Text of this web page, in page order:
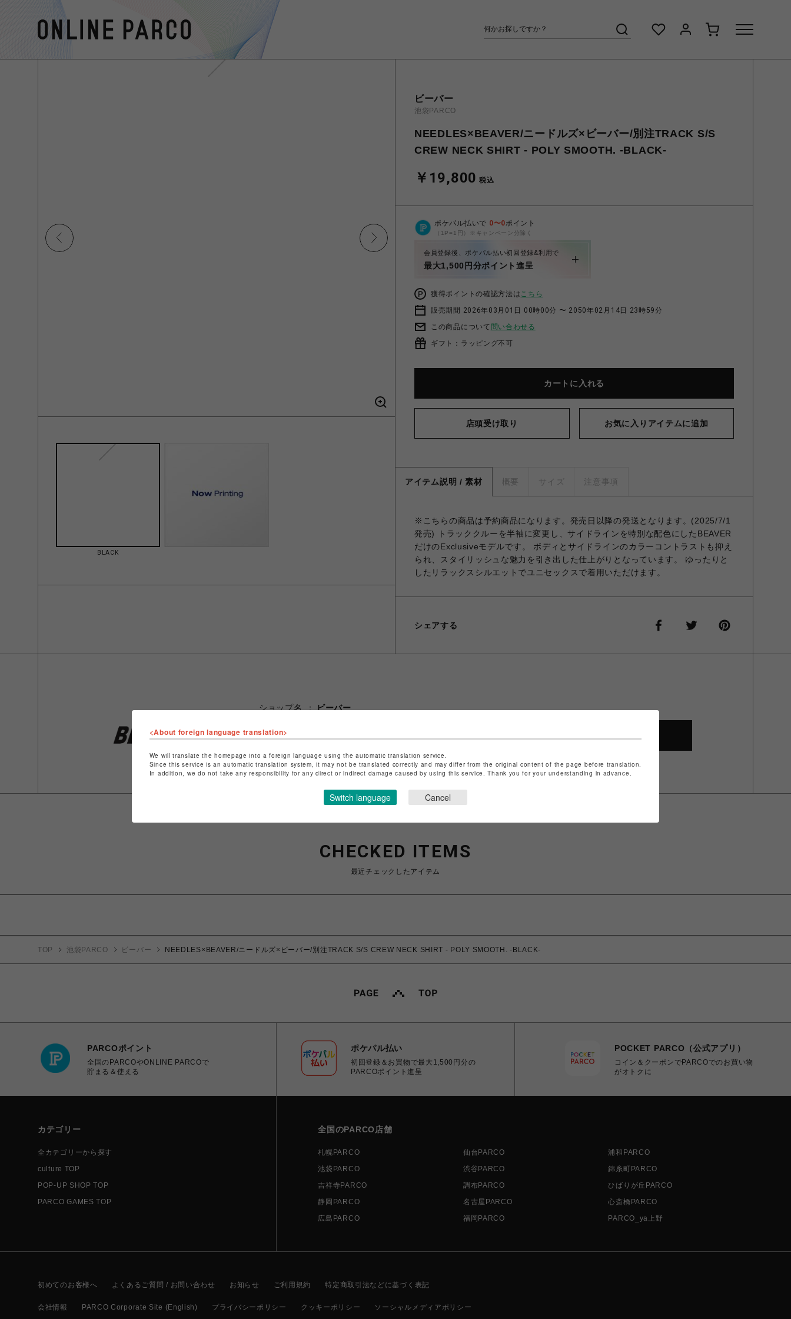
BLACK
ビーバー
池袋PARCO
NEEDLES×BEAVER/ニードルズ×ビーバー/別注TRACK S/S
CREW NECK SHIRT - POLY SMOOTH. -BLACK-
￥19,800 税込
ポケパル払いで 0〜0ポイント
（1P=1円）※キャンペーン分除く
会員登録後、ポケパル払い初回登録&利用で
最大1,500円分ポイント進呈
獲得ポイントの確認方法はこちら
販売期間 2026年03月01日 00時00分 〜 2050年02月14日 23時59分
この商品について 問い合わせる
ギフト：ラッピング不可
カートに入れる
店頭受け取り お気に入りアイテムに追加
アイテム説明 / 素材 概要 サイズ 注意事項
※こちらの商品は予約商品になります。発売日以降の発送となります。(2025/7/1
発売) トラッククルーを半袖に変更し、サイドラインを特別な配色にしたBEAVER
だけのExclusiveモデルです。 ボディとサイドラインのカラーコントラストも抑え
られ、スタイリッシュな魅力を引き出した仕上がりとなっています。 ゆったりと
したリラックスシルエットでユニセックスで着用いただけます。
シェアする
ショップ名
ビーバー
ショップお問い合わせはこちら
CHECKED ITEMS
最近チェックしたアイテム
TOP 池袋PARCO ビーバー NEEDLES×BEAVER/ニードルズ×ビーバー/別注TRACK S/S CREW NECK SHIRT - POLY SMOOTH. -BLACK-
PARCOポイント
全国のPARCOやONLINE PARCOで
貯まる＆使える
ポケパル払い
初回登録＆お買物で最大1,500円分の
PARCOポイント進呈
POCKET PARCO（公式アプリ）
コイン＆クーポンでPARCOでのお買い物
がオトクに
カテゴリー
全カテゴリーから探す
culture TOP
POP-UP SHOP TOP
PARCO GAMES TOP
全国のPARCO店舗
札幌PARCO 仙台PARCO
浦和PARCO
池袋PARCO
渋谷PARCO
錦糸町PARCO
吉祥寺PARCO
調布PARCO
ひばりが丘PARCO
静岡PARCO
名古屋PARCO
心斎橋PARCO
広島PARCO
福岡PARCO PARCO_ya上野
初めてのお客様へ よくあるご質問 / お問い合わせ お知らせ ご利用規約 特定商取引法などに基づく表記
会社情報 PARCO Corporate Site (English) プライバシーポリシー クッキーポリシー ソーシャルメディアポリシー
<About foreign language translation>
We will translate the homepage into a foreign language using the automatic translation service.
Since this service is an automatic translation system, it may not be translated correctly and may differ from the original content of the page before translation.
In addition, we do not take any responsibility for any direct or indirect damage caused by using this service. Thank you for your understanding in advance.
Switch language Cancel